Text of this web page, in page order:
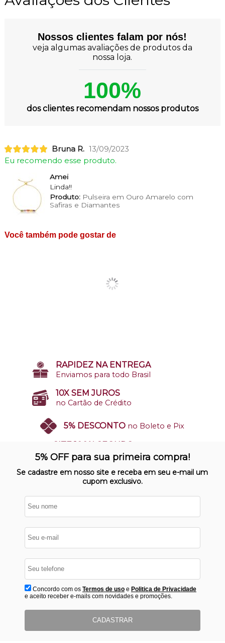
Nossos clientes falam por nós!
veja algumas avaliações de produtos da
nossa loja.
100%
dos clientes recomendam nossos produtos
Bruna R. 13/09/2023
Eu recomendo esse produto.
Amei
Linda!!
Produto:Pulseira em Ouro Amarelo com
Safiras e Diamantes
Você também pode gostar de
RAPIDEZ NA ENTREGA
Enviamos para todo Brasil
10X SEM JUROS
no Cartão de Crédito
5% DESCONTO no Boleto e Pix
Nosso site opera em ambiente
protegido
5% OFF para sua primeira compra!
Se cadastre em nosso site e receba em seu e-mail um
cupom exclusivo.
Concordo com os Termos de usoe Politica de Privacidade
e aceito receber e-mails com novidades e promoções.
CADASTRAR